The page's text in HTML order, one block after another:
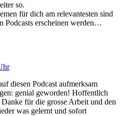
so.
für dich am relevantesten sind
Podcasts erscheinen werden…
diesen Podcast aufmerksam
genial geworden! Hoffentlich
für die grosse Arbeit und den
was gelernt und sofort